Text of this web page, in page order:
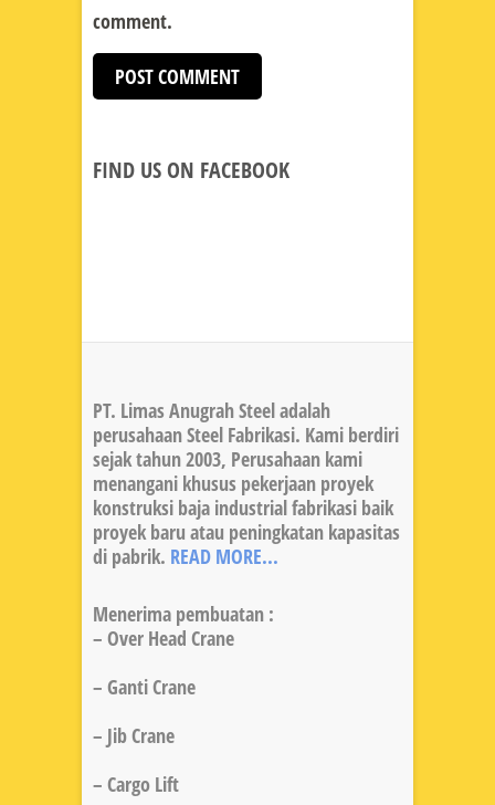
comment.
FIND US ON FACEBOOK
PT. Limas Anugrah Steel adalah
perusahaan Steel Fabrikasi. Kami berdiri
sejak tahun 2003, Perusahaan kami
menangani khusus pekerjaan proyek
konstruksi baja industrial fabrikasi baik
proyek baru atau peningkatan kapasitas
di pabrik. READ MORE...
Menerima pembuatan :
– Over Head Crane
– Ganti Crane
– Jib Crane
– Cargo Lift